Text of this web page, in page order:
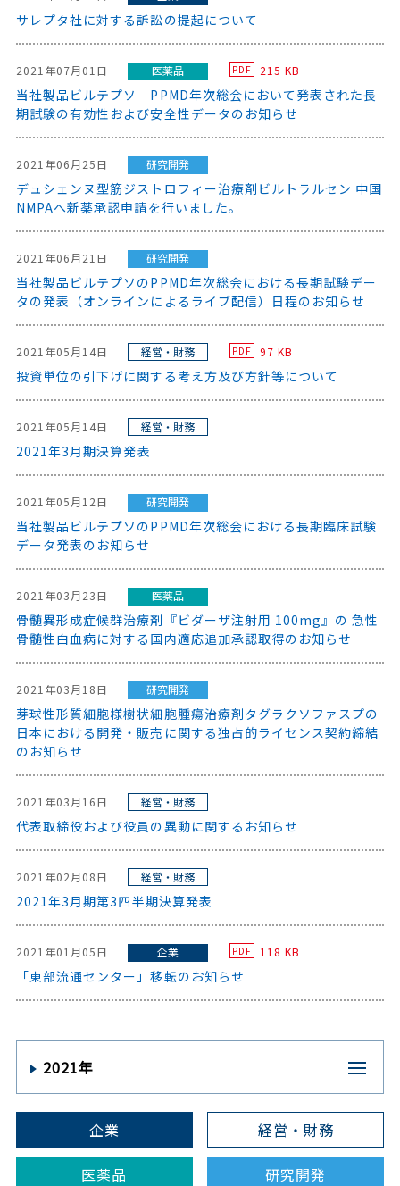
サレプタ社に対する訴訟の提起について
2021年07月01日 医薬品 PDF 215 KB
当社製品ビルテプソ PPMD年次総会において発表された長
期試験の有効性および安全性データのお知らせ
2021年06月25日 研究開発
デュシェンヌ型筋ジストロフィー治療剤ビルトラルセン 中国
NMPAへ新薬承認申請を行いました。
2021年06月21日 研究開発
当社製品ビルテプソのPPMD年次総会における長期試験デー
タの発表（オンラインによるライブ配信）日程のお知らせ
2021年05月14日 経営・財務 PDF 97 KB
投資単位の引下げに関する考え方及び方針等について
2021年05月14日 経営・財務
2021年3月期決算発表
2021年05月12日 研究開発
当社製品ビルテプソのPPMD年次総会における長期臨床試験
データ発表のお知らせ
2021年03月23日 医薬品
骨髄異形成症候群治療剤『ビダーザ注射用 100mg』の 急性
骨髄性白血病に対する国内適応追加承認取得のお知らせ
2021年03月18日 研究開発
芽球性形質細胞様樹状細胞腫瘍治療剤タグラクソファスプの
日本における開発・販売に関する独占的ライセンス契約締結
のお知らせ
2021年03月16日 経営・財務
代表取締役および役員の異動に関するお知らせ
2021年02月08日 経営・財務
2021年3月期第3四半期決算発表
2021年01月05日 企業 PDF 118 KB
「東部流通センター」移転のお知らせ
2021年
企業 経営・財務
医薬品 研究開発